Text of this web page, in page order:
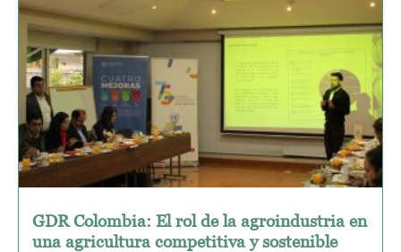
GDR Colombia: El rol de la agroindustria en
una agricultura competitiva y sostenible